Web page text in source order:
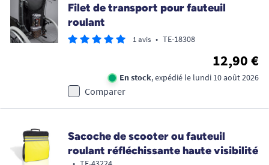
Filet de transport pour fauteuil
roulant
1 avis • TE-18308
12,90 €
En stock, expédié le lundi 10 août 2026
Comparer
Sacoche de scooter ou fauteuil
roulant réfléchissante haute visibilité